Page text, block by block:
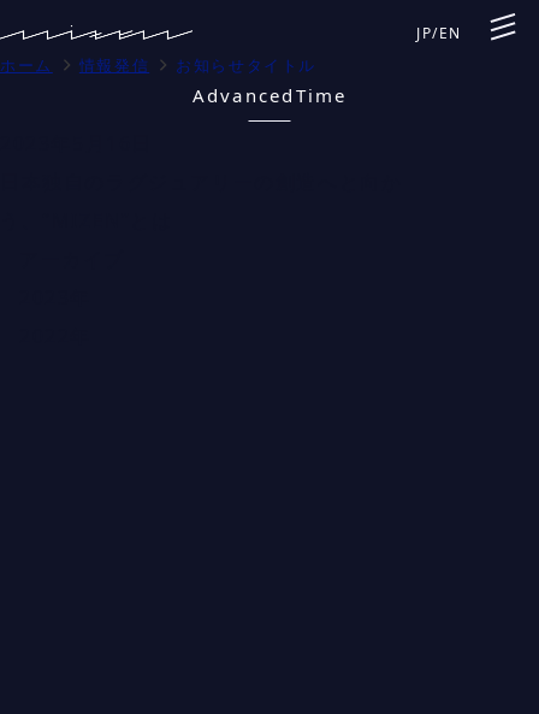
JP/EN
ホーム 情報発信 お知らせタイトル
AdvancedTime